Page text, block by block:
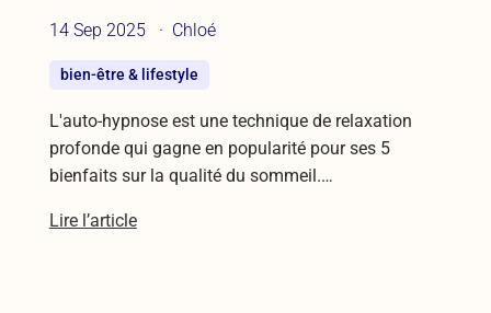
14 Sep 2025 Chloé
bien-être & lifestyle
L'auto-hypnose est une technique de relaxation
profonde qui gagne en popularité pour ses 5
bienfaits sur la qualité du sommeil.…
Lire l’article